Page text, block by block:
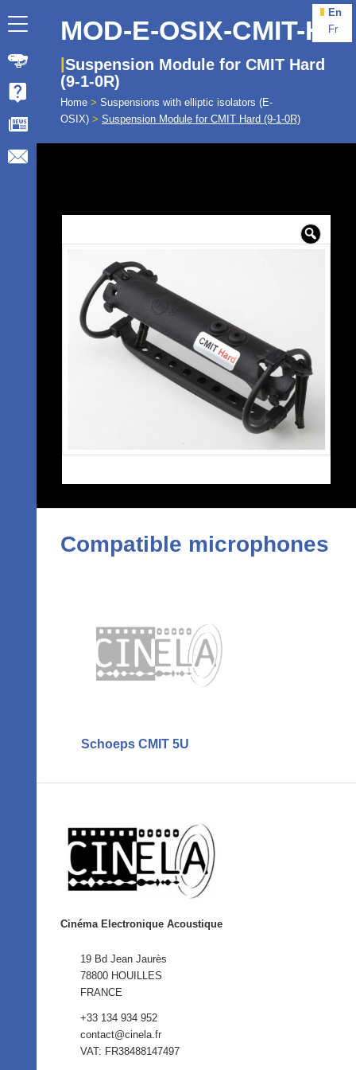
En
Fr
MOD-E-OSIX-CMIT-H
Suspension Module for CMIT Hard
(9-1-0R)
Home > Suspensions with elliptic isolators (E-
OSIX) > Suspension Module for CMIT Hard (9-1-0R)
Compatible microphones
Schoeps CMIT 5U
Cinéma Electronique Acoustique
19 Bd Jean Jaurès
78800 HOUILLES
FRANCE
+33 134 934 952
contact@cinela.fr
VAT: FR38488147497